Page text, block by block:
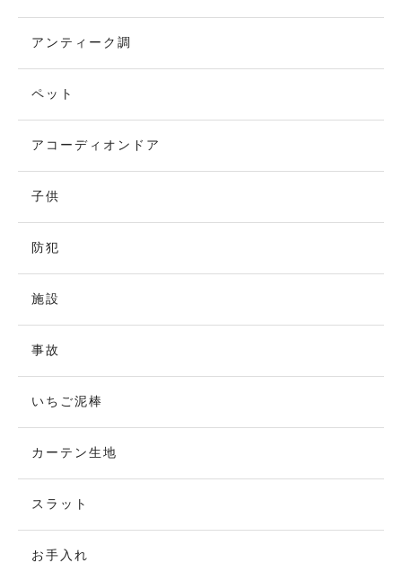
アンティーク調
ペット
アコーディオンドア
子供
防犯
施設
事故
いちご泥棒
カーテン生地
スラット
お手入れ